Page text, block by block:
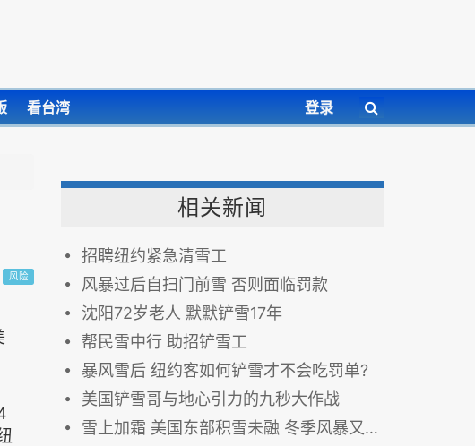
看台湾 登录
风险
相关新闻
招聘纽约紧急清雪工
风暴过后自扫门前雪 否则面临罚款
沈阳72岁老人 默默铲雪17年
帮民雪中行 助招铲雪工
暴风雪后 纽约客如何铲雪才不会吃罚单?
美国铲雪哥与地心引力的九秒大作战
雪上加霜 美国东部积雪未融 冬季风暴又将至(图)